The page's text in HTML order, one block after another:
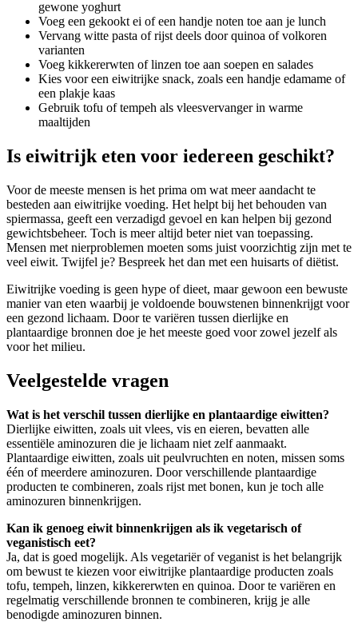
gewone yoghurt
Voeg een gekookt ei of een handje noten toe aan je lunch
Vervang witte pasta of rijst deels door quinoa of volkoren
varianten
Voeg kikkererwten of linzen toe aan soepen en salades
Kies voor een eiwitrijke snack, zoals een handje edamame of
een plakje kaas
Gebruik tofu of tempeh als vleesvervanger in warme
maaltijden
Is eiwitrijk eten voor iedereen geschikt?
Voor de meeste mensen is het prima om wat meer aandacht te
besteden aan eiwitrijke voeding. Het helpt bij het behouden van
spiermassa, geeft een verzadigd gevoel en kan helpen bij gezond
gewichtsbeheer. Toch is meer altijd beter niet van toepassing.
Mensen met nierproblemen moeten soms juist voorzichtig zijn met te
veel eiwit. Twijfel je? Bespreek het dan met een huisarts of diëtist.
Eiwitrijke voeding is geen hype of dieet, maar gewoon een bewuste
manier van eten waarbij je voldoende bouwstenen binnenkrijgt voor
een gezond lichaam. Door te variëren tussen dierlijke en
plantaardige bronnen doe je het meeste goed voor zowel jezelf als
voor het milieu.
Veelgestelde vragen
Wat is het verschil tussen dierlijke en plantaardige eiwitten?
Dierlijke eiwitten, zoals uit vlees, vis en eieren, bevatten alle
essentiële aminozuren die je lichaam niet zelf aanmaakt.
Plantaardige eiwitten, zoals uit peulvruchten en noten, missen soms
één of meerdere aminozuren. Door verschillende plantaardige
producten te combineren, zoals rijst met bonen, kun je toch alle
aminozuren binnenkrijgen.
Kan ik genoeg eiwit binnenkrijgen als ik vegetarisch of
veganistisch eet?
Ja, dat is goed mogelijk. Als vegetariër of veganist is het belangrijk
om bewust te kiezen voor eiwitrijke plantaardige producten zoals
tofu, tempeh, linzen, kikkererwten en quinoa. Door te variëren en
regelmatig verschillende bronnen te combineren, krijg je alle
benodigde aminozuren binnen.